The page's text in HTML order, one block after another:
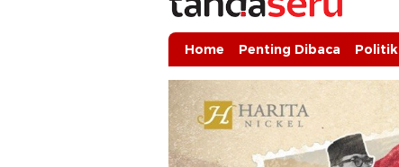
tandaseru.com | Penting Dibaca
tandaseru.com
Home Penting Dibaca Politik